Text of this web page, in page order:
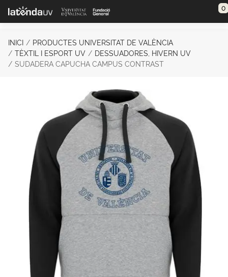
Saltar al contenido principal 0
INICI
PRODUCTES UNIVERSITAT DE VALÈNCIA
TÈXTIL I ESPORT UV
DESSUADORES, HIVERN UV
SUDADERA CAPUCHA CAMPUS CONTRAST